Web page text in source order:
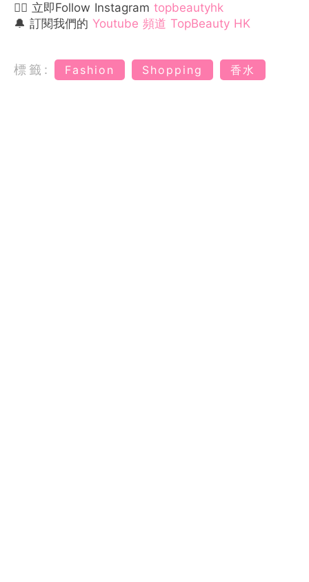
👉🏻 立即Follow Instagram topbeautyhk
🔔 訂閱我們的 Youtube 頻道 TopBeauty HK
標籤: Fashion Shopping 香水